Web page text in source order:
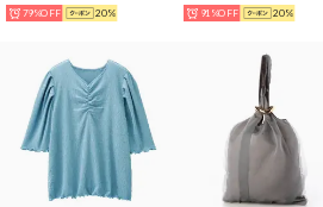
79%OFF 20% 91%OFF 20%